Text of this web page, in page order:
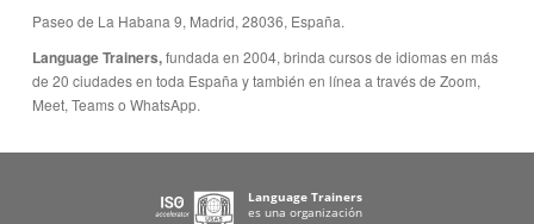
Paseo de La Habana 9, Madrid, 28036, España.
Language Trainers,fundada en 2004, brinda cursos de idiomas en más
de 20 ciudades en toda España y también en línea a través de Zoom,
Meet, Teams o WhatsApp.